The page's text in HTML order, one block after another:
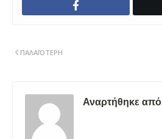
ΠΑΛΑΙΌΤΕΡΗ
Αναρτήθηκε από